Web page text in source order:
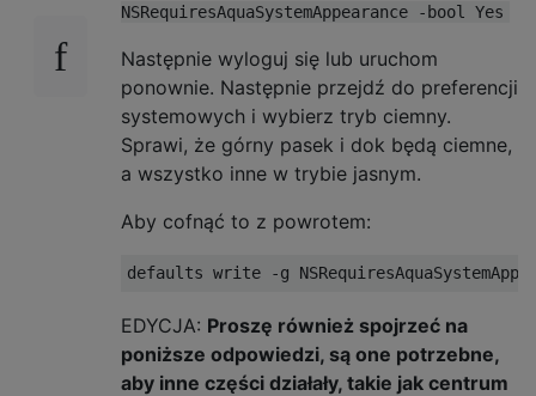
NSRequiresAquaSystemAppearance -bool Yes
Następnie wyloguj się lub uruchom
ponownie. Następnie przejdź do preferencji
systemowych i wybierz tryb ciemny.
Sprawi, że górny pasek i dok będą ciemne,
a wszystko inne w trybie jasnym.
Aby cofnąć to z powrotem:
EDYCJA: Proszę również spojrzeć na
poniższe odpowiedzi, są one potrzebne,
aby inne części działały, takie jak centrum